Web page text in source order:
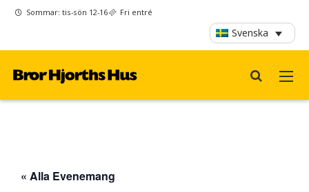
Sommar: tis-sön 12-16 Fri entré
Svenska
« Alla Evenemang